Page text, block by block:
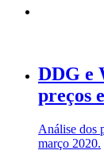
DDG e
preços
Análise dos
março 2020.